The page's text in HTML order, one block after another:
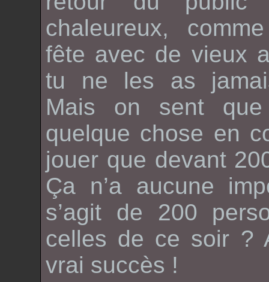
chaleureux,
fête avec de vieux
tu ne les as
Mais on sent
quelque chose en
jouer que devant
Ça n’a aucune
s’agit de 200
celles de ce soir ?
vrai succès !